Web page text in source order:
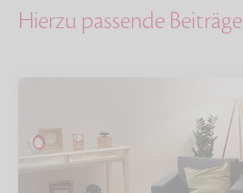
Hierzu passende Beiträge